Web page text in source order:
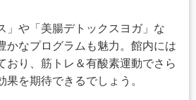
」や「美腸デトックスヨガ」な
かなプログラムも魅力。館内には
おり、筋トレ＆有酸素運動でさら
果を期待できるでしょう。